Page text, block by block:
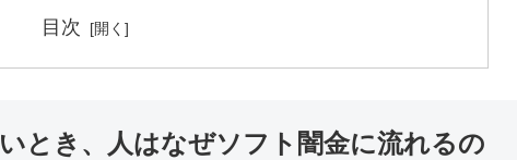
目次
とき、人はなぜソフト闇金に流れるの